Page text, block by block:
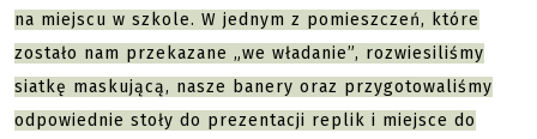
na miejscu w szkole. W jednym z pomieszczeń, które
zostało nam przekazane „we władanie”, rozwiesiliśmy
siatkę maskującą, nasze banery oraz przygotowaliśmy
odpowiednie stoły do prezentacji replik i miejsce do